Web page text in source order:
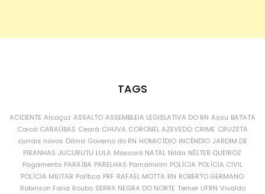
TAGS
ACIDENTE Alcaçuz ASSALTO ASSEMBLEIA LEGISLATIVA DO RN Assu BATATA
Caicó CARAÚBAS Ceará CHUVA CORONEL AZEVEDO CRIME CRUZETA
currais novos Dilma Governo do RN HOMICÍDIO INCÊNDIO JARDIM DE
PIRANHAS JUCURUTU LULA Mossoró NATAL Nilda NÉLTER QUEIROZ
Pagamento PARAÍBA PARELHAS Parnamirim POLÍCIA POLÍCIA CIVIL
POLÍCIA MILITAR Política PRF RAFAEL MOTTA RN ROBERTO GERMANO
Robinson Faria Roubo SERRA NEGRA DO NORTE Temer UFRN Vivaldo